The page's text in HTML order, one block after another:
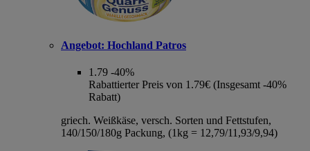
Angebot: Hochland Patros
1.79 -40%
Rabattierter Preis von 1.79€ (Insgesamt -40%
Rabatt)
griech. Weißkäse, versch. Sorten und Fettstufen,
140/150/180g Packung, (1kg = 12,79/11,93/9,94)